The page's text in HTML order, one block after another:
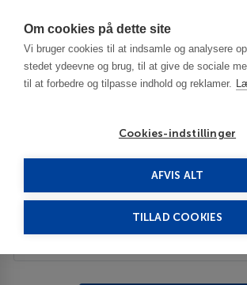
Om cookies på dette site
Vi bruger cookies til at indsamle og analysere
stedet ydeevne og brug, til at give de sociale
til at forbedre og tilpasse indhold og reklamer.
Cookies-indstillinger
AFVIS ALT
TILLAD COOKIES
Anderson - IN Anderson Area
Beskrivelse